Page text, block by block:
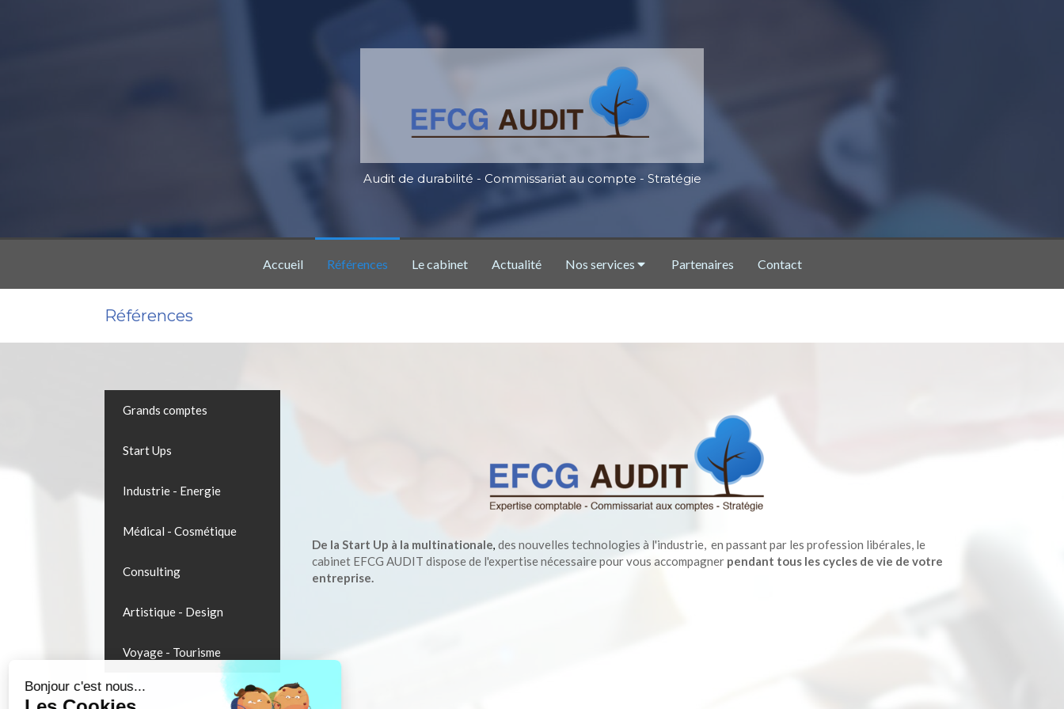
Audit de durabilité - Commissariat au compte - Stratégie
Accueil Références Le cabinet Actualité Nos services Partenaires Contact
Références
Grands comptes
Start Ups
Industrie - Energie
Médical - Cosmétique
Consulting
Artistique - Design
Voyage - Tourisme
De la Start Up à la multinationale, des nouvelles technologies à l'industrie, en passant par les profession libérales, le
cabinet EFCG AUDIT dispose de l'expertise nécessaire pour vous accompagner pendant tous les cycles de vie de votre
entreprise.